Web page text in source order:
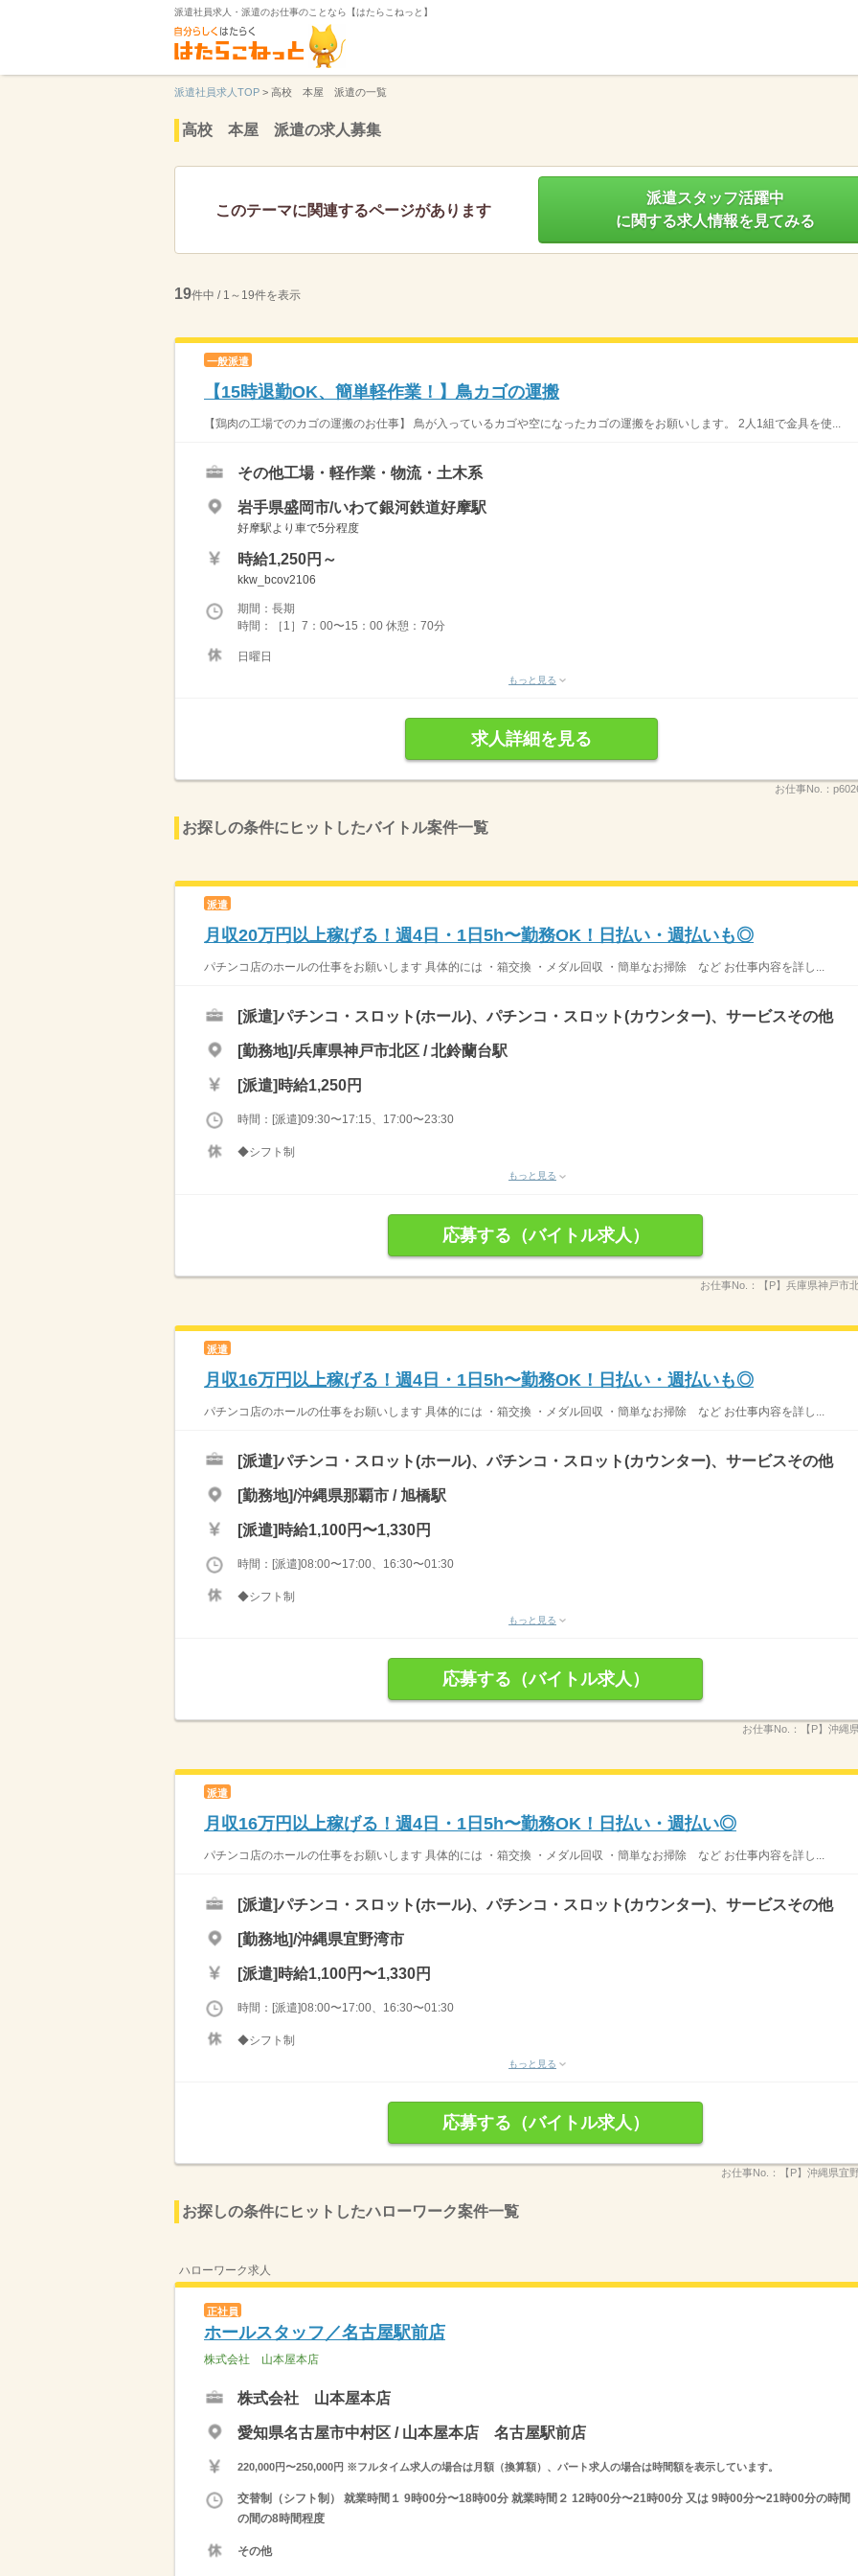
派遣社員求人・派遣のお仕事のことなら【はたらこねっと】
派遣社員求人TOP > 高校 本屋 派遣の一覧
高校 本屋 派遣の求人募集
このテーマに関連するページがあります
派遣スタッフ活躍中
に関する求人情報を見てみる
19件中 / 1～19件を表示
一般派遣
【15時退勤OK、簡単軽作業！】鳥カゴの運搬
【鶏肉の工場でのカゴの運搬のお仕事】 鳥が入っているカゴや空になったカゴの運搬をお願いします。 2人1組で金具を使...
その他工場・軽作業・物流・土木系
岩手県盛岡市/いわて銀河鉄道好摩駅
好摩駅より車で5分程度
時給1,250円～
kkw_bcov2106
期間：長期
時間：［1］7：00〜15：00 休憩：70分
日曜日
もっと見る
求人詳細を見る
お仕事No.：
お探しの条件にヒットしたバイトル案件一覧
派遣
月収20万円以上稼げる！週4日・1日5h〜勤務OK！日払い・週払いも◎
パチンコ店のホールの仕事をお願いします 具体的には ・箱交換 ・メダル回収 ・簡単なお掃除 など お仕事内容を詳し...
[派遣]パチンコ・スロット(ホール)、パチンコ・スロット(カウンター)、サービスその他
[勤務地]/兵庫県神戸市北区 / 北鈴蘭台駅
[派遣] 時給1,250円
時間：[派遣]09:30〜17:15、17:00〜23:30
◆シフト制
もっと見る
応募する（バイトル求人）
お仕事No.： 【P】兵庫県神戸市
派遣
月収16万円以上稼げる！週4日・1日5h〜勤務OK！日払い・週払いも◎
パチンコ店のホールの仕事をお願いします 具体的には ・箱交換 ・メダル回収 ・簡単なお掃除 など お仕事内容を詳し...
[派遣]パチンコ・スロット(ホール)、パチンコ・スロット(カウンター)、サービスその他
[勤務地]/沖縄県那覇市 / 旭橋駅
[派遣] 時給1,100円〜1,330円
時間：[派遣]08:00〜17:00、16:30〜01:30
◆シフト制
もっと見る
応募する（バイトル求人）
お仕事No.： 【P】沖縄
派遣
月収16万円以上稼げる！週4日・1日5h〜勤務OK！日払い・週払い◎
パチンコ店のホールの仕事をお願いします 具体的には ・箱交換 ・メダル回収 ・簡単なお掃除 など お仕事内容を詳し...
[派遣]パチンコ・スロット(ホール)、パチンコ・スロット(カウンター)、サービスその他
[勤務地]/沖縄県宜野湾市
[派遣] 時給1,100円〜1,330円
時間：[派遣]08:00〜17:00、16:30〜01:30
◆シフト制
もっと見る
応募する（バイトル求人）
お仕事No.： 【P】沖縄県宜
お探しの条件にヒットしたハローワーク案件一覧
ハローワーク求人
正社員
ホールスタッフ／名古屋駅前店
株式会社 山本屋本店
株式会社 山本屋本店
愛知県名古屋市中村区 / 山本屋本店 名古屋駅前店
220,000円〜250,000円 ※フルタイム求人の場合は月額（換算額）、パート求人の場合は時間額を表示しています。
交替制（シフト制） 就業時間１ 9時00分〜18時00分 就業時間２ 12時00分〜21時00分 又は 9時00分〜21時00分の時間
の間の8時間程度
その他